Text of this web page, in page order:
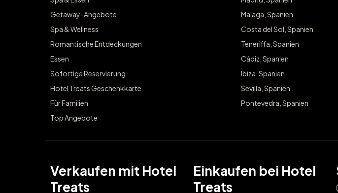
Getaway-Angebote
Spa & Wellness
Romantische Entdeckungen
Essen
Sofortige Reservierung
Hotel Treats Geschenkkarte
Für Familien
Top Angebote
Malaga, Spanien
Costa del Sol, Spanien
Teneriffa, Spanien
Cádiz, Spanien
Ibiza, Spanien
Sevilla, Spanien
Pontevedra, Spanien
Verkaufen mit Hotel
Treats
Einkaufen bei Hotel
Treats